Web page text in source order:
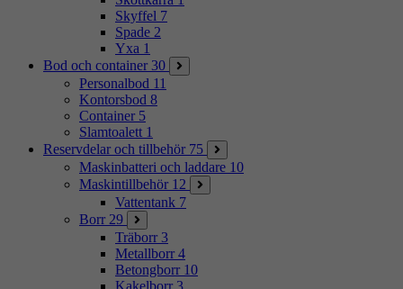
Skyffel 7
Spade 2
Yxa 1
Bod och container 30
Personalbod 11
Kontorsbod 8
Container 5
Slamtoalett 1
Reservdelar och tillbehör 75
Maskinbatteri och laddare 10
Maskintillbehör 12
Vattentank 7
Borr 29
Träborr 3
Metallborr 4
Betongborr 10
Kakelborr 3